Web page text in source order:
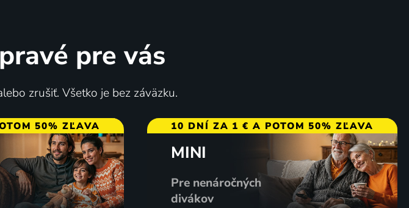
pre vás
zrušiť. Všetko je bez záväzku.
50% ZĽAVA 10 DNÍ ZA 1 € A POTOM 50% ZĽAVA
MINI
Pre nenáročných
divákov